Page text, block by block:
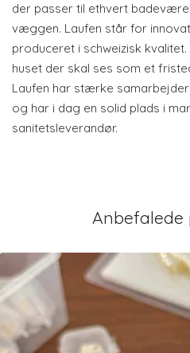
der passer til ethvert
væggen. Laufen står for
produceret i schweizisk
huset der skal ses som et
Laufen har stærke
og har i dag en solid plads i
sanitetsleverandør.
Anbefalede